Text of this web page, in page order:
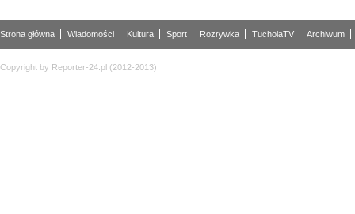
Strona główna Wiadomości Kultura Sport Rozrywka TucholaTV Archiwum
Copyright by Reporter-24.pl (2012-2013)